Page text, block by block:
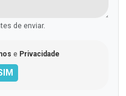
de enviar.
e Privacidade